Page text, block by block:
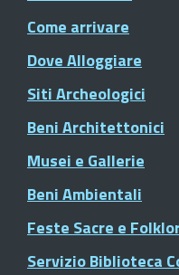
Come arrivare
Dove Alloggiare
Siti Archeologici
Beni Architettonici
Musei e Gallerie
Beni Ambientali
Feste Sacre e
Servizio Biblioteca